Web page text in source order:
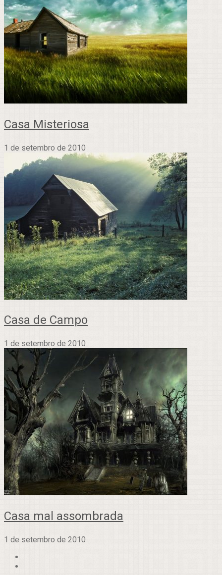
Casa Misteriosa
1 de setembro de 2010
Casa de Campo
1 de setembro de 2010
Casa mal assombrada
1 de setembro de 2010